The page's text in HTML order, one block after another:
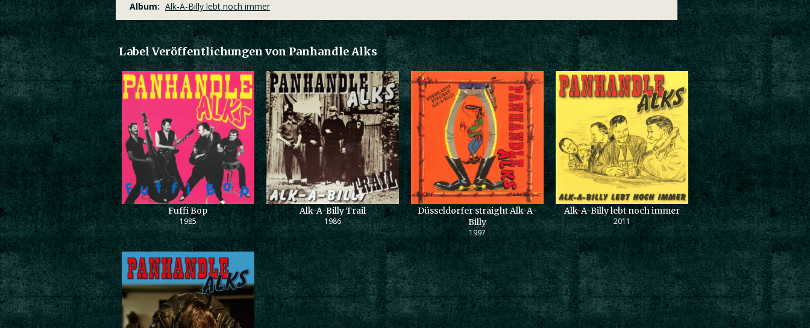
Album: Alk-A-Billy lebt noch immer
Label Veröffentlichungen von Panhandle Alks
Fuffi Bop
1985
Alk-A-Billy Trail
1986
Düsseldorfer straight Alk-A-
Billy
1997
Alk-A-Billy lebt noch immer
2011